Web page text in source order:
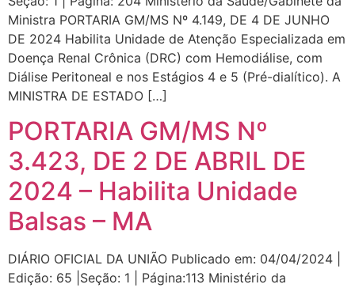
Ministra PORTARIA GM/MS Nº 4.149, DE 4 DE JUNHO
DE 2024 Habilita Unidade de Atenção Especializada em
Doença Renal Crônica (DRC) com Hemodiálise, com
Diálise Peritoneal e nos Estágios 4 e 5 (Pré-dialítico). A
MINISTRA DE ESTADO […]
PORTARIA GM/MS Nº
3.423, DE 2 DE ABRIL DE
2024 – Habilita Unidade
Balsas – MA
DIÁRIO OFICIAL DA UNIÃO Publicado em: 04/04/2024 |
Edição: 65 |Seção: 1 | Página:113 Ministério da